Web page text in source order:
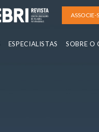
ASSOCIE-
ESPECIALISTAS SOBRE O